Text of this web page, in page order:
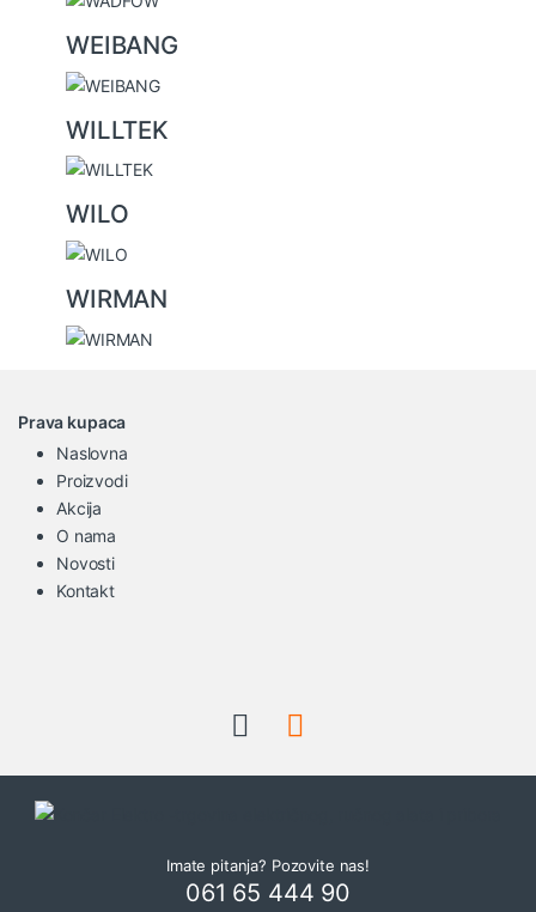
WEIBANG
WILLTEK
WILO
WIRMAN
Prava kupaca
Naslovna
Proizvodi
Akcija
O nama
Novosti
Kontakt
Imate pitanja? Pozovite nas!
061 65 444 90